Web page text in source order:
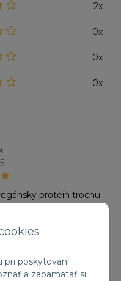
pri poskytovaní
a zapamätať si
2x
0x
0x
0x
proteín trochu